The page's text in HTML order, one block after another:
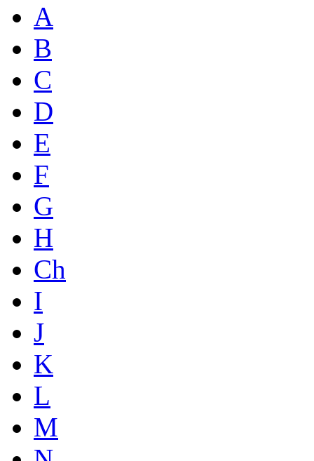
A
B
C
D
E
F
G
H
Ch
I
J
K
L
M